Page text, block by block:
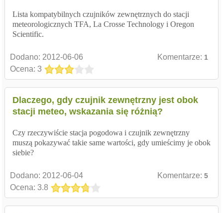
Lista kompatybilnych czujników zewnętrznych do stacji
meteorologicznych TFA, La Crosse Technology i Oregon
Scientific.
Dodano: 2012-06-06 Komentarze: 1
Ocena: 3
Dlaczego, gdy czujnik zewnętrzny jest obok
stacji meteo, wskazania się różnią?
Czy rzeczywiście stacja pogodowa i czujnik zewnętrzny
muszą pokazywać takie same wartości, gdy umieścimy je obok
siebie?
Dodano: 2012-06-04 Komentarze:5
Ocena: 3.8